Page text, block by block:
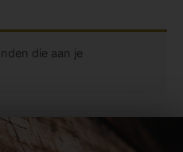
die aan je